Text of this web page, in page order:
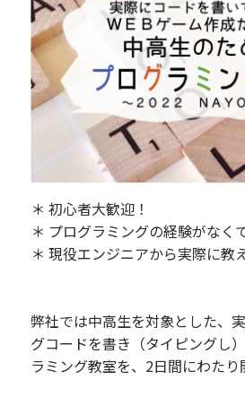
＊ 初心者大歓迎！
＊ プログラミングの経験がなく
＊ 現役エンジニアから実際に教
弊社では中高生を対象とした、
グコードを書き（タイピングし
ラミング教室を、2日間にわたり